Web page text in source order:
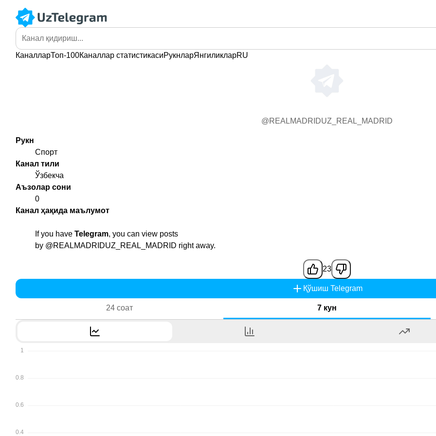
КаналларТоп-100Каналлар статистикасиРукнларЯнгиликларRU
@REALMADRIDUZ_REAL_MADRID
Рукн
Спорт
Канал тили
Ўзбекча
Аъзолар сони
0
Канал ҳақида маълумот
If you have Telegram, you can view posts
by @REALMADRIDUZ_REAL_MADRID right away.
23
Қўшиш Telegram
24 соат 7 кун